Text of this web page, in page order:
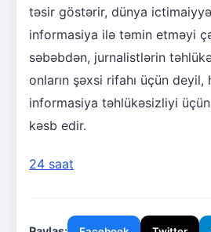
təsir göstərir, dünya
informasiya ilə təmin etməyi
səbəbdən, jurnalistlərin
onların şəxsi rifahı üçün
informasiya təhlükəsizliyi
kəsb edir.
24 saat